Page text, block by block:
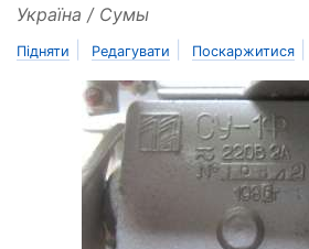
Україна / Сумы
Підняти Редагувати Поскаржитися